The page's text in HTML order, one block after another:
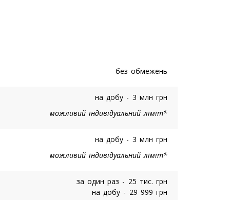
без обмежень
на добу - 3 млн грн
можливий індивідуальний ліміт*
на добу - 3 млн грн
можливий індивідуальний ліміт*
за один раз - 25 тис. грн
на добу - 29 999 грн